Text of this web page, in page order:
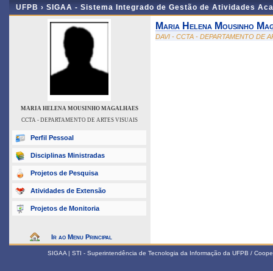
UFPB › SIGAA - Sistema Integrado de Gestão de Atividades
MARIA HELENA MOUSINHO MAGALHAES
CCTA - DEPARTAMENTO DE ARTES VISUAIS
Perfil Pessoal
Disciplinas Ministradas
Projetos de Pesquisa
Atividades de Extensão
Projetos de Monitoria
Ir ao Menu Principal
Maria Helena Mousinho
DAVI - CCTA - DEPARTAMENTO DE
SIGAA | STI - Superintendência de Tecnologia da Informação da UFPB /